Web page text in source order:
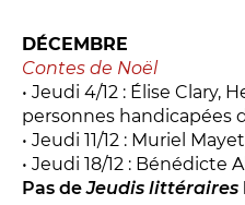
DÉCEMBRE
Contes de Noël
• Jeudi 4/12 : Élise
personnes handicapées
• Jeudi 11/12 : Muriel
• Jeudi 18/12 : Bénédicte
Pas deJeudis littéraires